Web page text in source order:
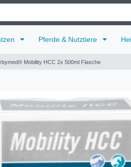
Pferde & Nutztiere
Mobility HCC 2x 500ml Flasche